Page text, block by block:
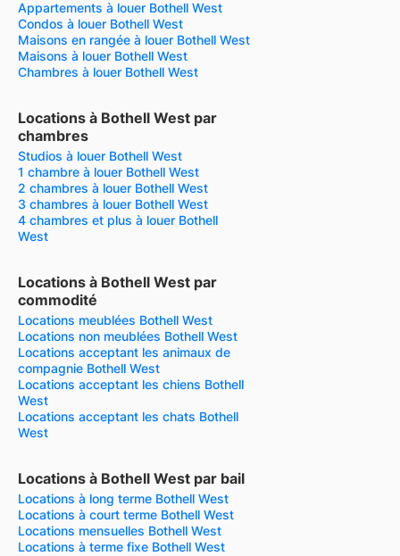
Appartements à louer Bothell West
Condos à louer Bothell West
Maisons en rangée à louer Bothell West
Maisons à louer Bothell West
Chambres à louer Bothell West
Locations à Bothell West par
chambres
Studios à louer Bothell West
1 chambre à louer Bothell West
2 chambres à louer Bothell West
3 chambres à louer Bothell West
4 chambres et plus à louer Bothell
West
Locations à Bothell West par
commodité
Locations meublées Bothell West
Locations non meublées Bothell West
Locations acceptant les animaux de
compagnie Bothell West
Locations acceptant les chiens Bothell
West
Locations acceptant les chats Bothell
West
Locations à Bothell West par bail
Locations à long terme Bothell West
Locations à court terme Bothell West
Locations mensuelles Bothell West
Locations à terme fixe Bothell West